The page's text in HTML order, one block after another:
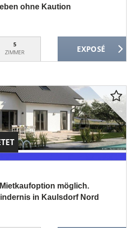
ohne Kaution
5
ZIMMER
möglich.
in Kaulsdorf Nord